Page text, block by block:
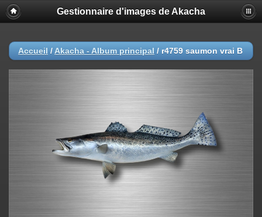
Gestionnaire d'images de Akacha
Accueil / Akacha - Album principal / r4759 saumon vrai B